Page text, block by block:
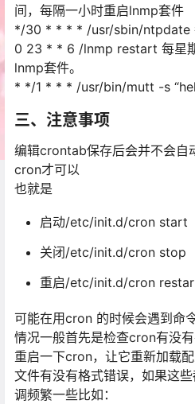
间，每隔一小时重启lnmp套件
*/30 * * * * /usr/sbin/ntpdate
0 23 * * 6 /lnmp restart 每星
lnmp套件。
* */1 * * * /usr/bin/mutt -s
三、注意事项
编辑crontab保存后会并不会自
cron才可以
也就是
启动/etc/init.d/cron start
关闭/etc/init.d/cron stop
重启/etc/init.d/cron
可能在用cron 的时候会遇到命
情况一般首先是检查cron有没
重启一下cron，让它重新加载
文件有没有格式错误，如果这
调频繁一些比如：